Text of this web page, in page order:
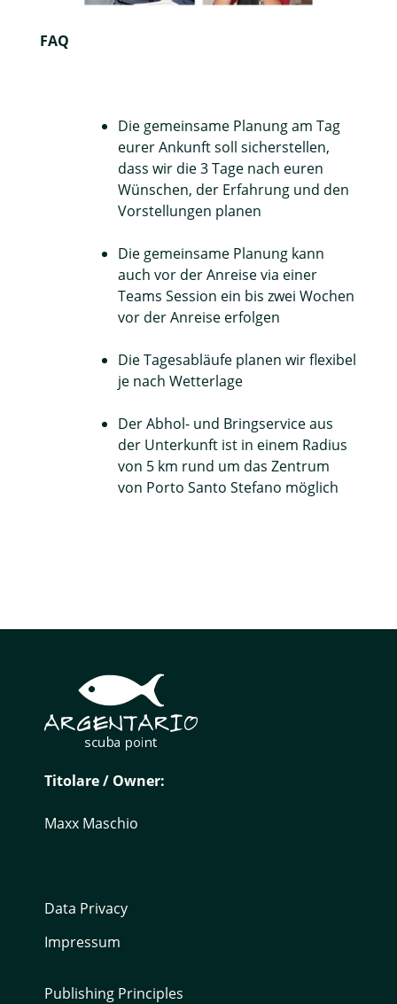
FAQ
Die gemeinsame Planung am Tag
eurer Ankunft soll sicherstellen,
dass wir die 3 Tage nach euren
Wünschen, der Erfahrung und den
Vorstellungen planen
Die gemeinsame Planung kann
auch vor der Anreise via einer
Teams Session ein bis zwei Wochen
vor der Anreise erfolgen
Die Tagesabläufe planen wir flexibel
je nach Wetterlage
Der Abhol- und Bringservice aus
der Unterkunft ist in einem Radius
von 5 km rund um das Zentrum
von Porto Santo Stefano möglich
Titolare / Owner:
Maxx Maschio
Data Privacy
Impressum
Publishing Principles